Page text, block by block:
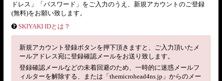
ドレス」「パスワード」をご入力のうえ、新規アカウントのご登録
(無料)をお願い致します。
SKIYAKI IDとは？
新規アカウント登録ボタンを押下頂きますと、ご入力頂いたメ
ールアドレス宛に登録確認メールをお送り致します。
登録確認メールなどの未着回避のため、一時的に迷惑メールフ
ィルターを解除する、または「themicrohead4ns.jp」からのメー